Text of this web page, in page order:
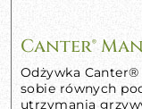
Canter®
Odżywka
sobie równych
utrzymania